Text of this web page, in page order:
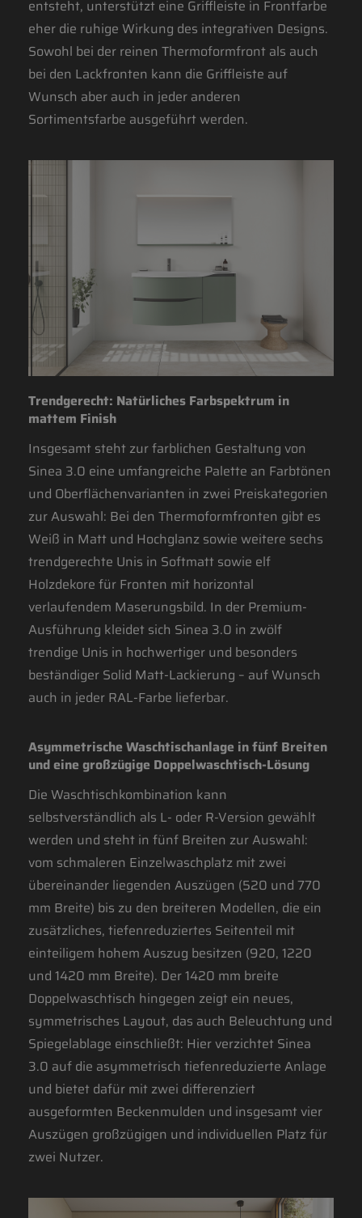
entsteht, unterstützt eine Griffleiste in Frontfarbe
eher die ruhige Wirkung des integrativen Designs.
Sowohl bei der reinen Thermoformfront als auch
bei den Lackfronten kann die Griffleiste auf
Wunsch aber auch in jeder anderen
Sortimentsfarbe ausgeführt werden.
Trendgerecht: Natürliches Farbspektrum in
mattem Finish
Insgesamt steht zur farblichen Gestaltung von
Sinea 3.0 eine umfangreiche Palette an Farbtönen
und Oberflächenvarianten in zwei Preiskategorien
zur Auswahl: Bei den Thermoformfronten gibt es
Weiß in Matt und Hochglanz sowie weitere sechs
trendgerechte Unis in Softmatt sowie elf
Holzdekore für Fronten mit horizontal
verlaufendem Maserungsbild. In der Premium-
Ausführung kleidet sich Sinea 3.0 in zwölf
trendige Unis in hochwertiger und besonders
beständiger Solid Matt-Lackierung – auf Wunsch
auch in jeder RAL-Farbe lieferbar.
Asymmetrische Waschtischanlage in fünf Breiten
und eine großzügige Doppelwaschtisch-Lösung
Die Waschtischkombination kann
selbstverständlich als L- oder R-Version gewählt
werden und steht in fünf Breiten zur Auswahl:
vom schmaleren Einzelwaschplatz mit zwei
übereinander liegenden Auszügen (520 und 770
mm Breite) bis zu den breiteren Modellen, die ein
zusätzliches, tiefenreduziertes Seitenteil mit
einteiligem hohem Auszug besitzen (920, 1220
und 1420 mm Breite). Der 1420 mm breite
Doppelwaschtisch hingegen zeigt ein neues,
symmetrisches Layout, das auch Beleuchtung und
Spiegelablage einschließt: Hier verzichtet Sinea
3.0 auf die asymmetrisch tiefenreduzierte Anlage
und bietet dafür mit zwei differenziert
ausgeformten Beckenmulden und insgesamt vier
Auszügen großzügigen und individuellen Platz für
zwei Nutzer.